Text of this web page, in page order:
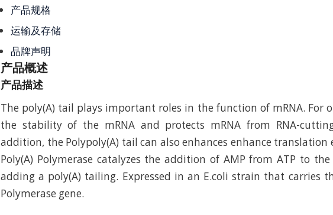
产品规格
运输及存储
品牌声明
产品概述
产品描述
The poly(A) tail plays important roles in the function of mRNA. For
the stability of the mRNA and protects mRNA from RNA-
addition, the Polypoly(A) tail can also enhances enhance translation
Poly(A) Polymerase catalyzes the addition of AMP from ATP to the
adding a poly(A) tailing. Expressed in an E.coli strain that carries
Polymerase gene.